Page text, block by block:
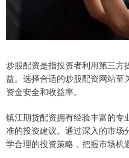
炒股配资是指投资者利用第三方
益。选择合适的炒股配资网站至
资金安全和收益率。
镇江期货配资拥有经验丰富的专
准的投资建议。通过深入的市场
学合理的投资策略，把握市场机